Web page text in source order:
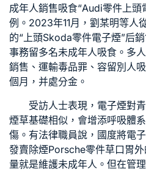
成年人銷售吸食“Audi零件上頭
例。2023年11月，劉某明等人
的“上頭Skoda零件電子煙”后
事務留多名未成年人吸食。多
銷售、運輸毒品罪、容留別人
個月，并處分金。
受訪人士表現，電子煙對
煙草基礎相似，會增添呼吸體
傷。有法律職員說，國度將電
發賣除煙Porsche零件草口胃
量就是維護未成年人。但在管